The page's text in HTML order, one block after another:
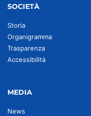
SOCIETÀ
Storia
Organigramma
Trasparenza
Accessibilità
MEDIA
News